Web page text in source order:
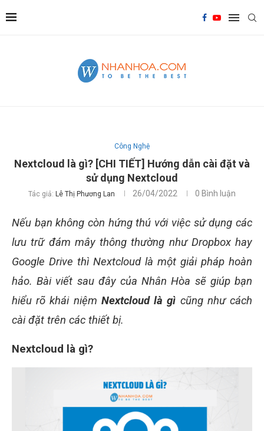
Công Nghệ
Nextcloud là gì? [CHI TIẾT] Hướng dẫn cài đặt và
sử dụng Nextcloud
Tác giả: Lê Thị Phương Lan 26/04/2022 0 Bình luận
Nếu bạn không còn hứng thú với việc sử dụng các
lưu trữ đám mây thông thường như Dropbox hay
Google Drive thì Nextcloud là một giải pháp hoàn
hảo. Bài viết sau đây của Nhân Hòa sẽ giúp bạn
hiểu rõ khái niệm Nextcloud là gì cũng như cách
cài đặt trên các thiết bị.
Nextcloud là gì?